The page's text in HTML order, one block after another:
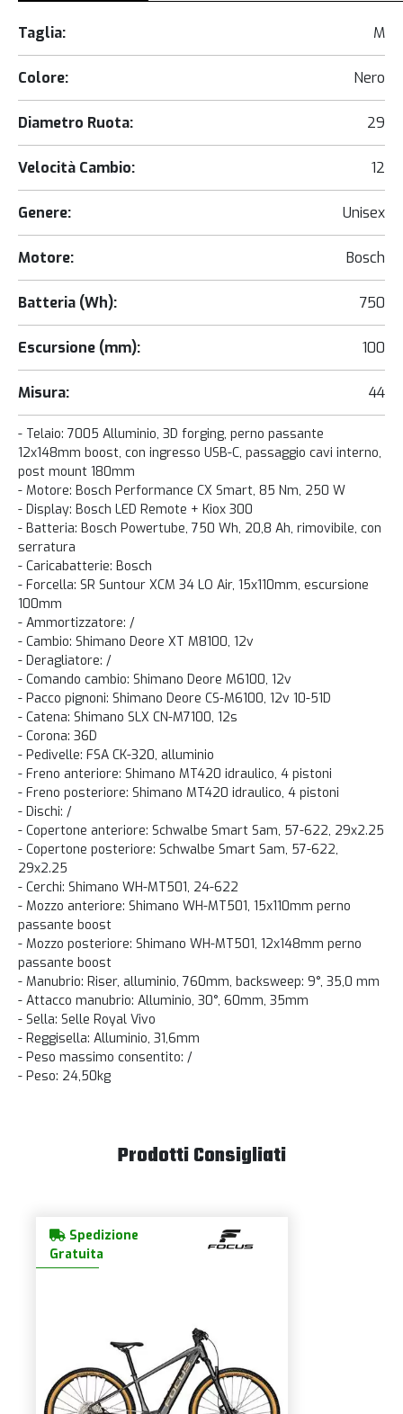
Taglia: M
Colore: Nero
Diametro Ruota: 29
Velocità Cambio: 12
Genere: Unisex
Motore: Bosch
Batteria (Wh): 750
Escursione (mm): 100
Misura: 44
- Telaio: 7005 Alluminio, 3D forging, perno passante
12x148mm boost, con ingresso USB-C, passaggio cavi interno,
post mount 180mm
- Motore: Bosch Performance CX Smart, 85 Nm, 250 W
- Display: Bosch LED Remote + Kiox 300
- Batteria: Bosch Powertube, 750 Wh, 20,8 Ah, rimovibile, con
serratura
- Caricabatterie: Bosch
- Forcella: SR Suntour XCM 34 LO Air, 15x110mm, escursione
100mm
- Ammortizzatore: /
- Cambio: Shimano Deore XT M8100, 12v
- Deragliatore: /
- Comando cambio: Shimano Deore M6100, 12v
- Pacco pignoni: Shimano Deore CS-M6100, 12v 10-51D
- Catena: Shimano SLX CN-M7100, 12s
- Corona: 36D
- Pedivelle: FSA CK-320, alluminio
- Freno anteriore: Shimano MT420 idraulico, 4 pistoni
- Freno posteriore: Shimano MT420 idraulico, 4 pistoni
- Dischi: /
- Copertone anteriore: Schwalbe Smart Sam, 57-622, 29x2.25
- Copertone posteriore: Schwalbe Smart Sam, 57-622,
29x2.25
- Cerchi: Shimano WH-MT501, 24-622
- Mozzo anteriore: Shimano WH-MT501, 15x110mm perno
passante boost
- Mozzo posteriore: Shimano WH-MT501, 12x148mm perno
passante boost
- Manubrio: Riser, alluminio, 760mm, backsweep: 9°, 35,0 mm
- Attacco manubrio: Alluminio, 30°, 60mm, 35mm
- Sella: Selle Royal Vivo
- Reggisella: Alluminio, 31,6mm
- Peso massimo consentito: /
- Peso: 24,50kg
Prodotti Consigliati
Spedizione
Gratuita